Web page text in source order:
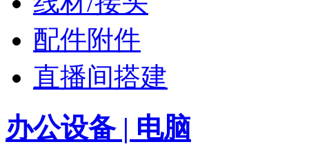
配件附件
直播间搭建
办公设备 | 电脑